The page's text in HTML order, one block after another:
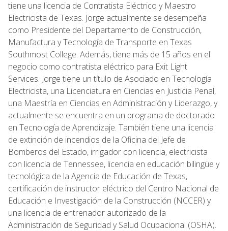
tiene una licencia de Contratista Eléctrico y Maestro
Electricista de Texas. Jorge actualmente se desempeña
como Presidente del Departamento de Construcción,
Manufactura y Tecnología de Transporte en Texas
Southmost College. Además, tiene más de 15 años en el
negocio como contratista eléctrico para Exit Light
Services. Jorge tiene un título de Asociado en Tecnología
Electricista, una Licenciatura en Ciencias en Justicia Penal,
una Maestría en Ciencias en Administración y Liderazgo, y
actualmente se encuentra en un programa de doctorado
en Tecnología de Aprendizaje. También tiene una licencia
de extinción de incendios de la Oficina del Jefe de
Bomberos del Estado, irrigador con licencia, electricista
con licencia de Tennessee, licencia en educación bilingüe y
tecnológica de la Agencia de Educación de Texas,
certificación de instructor eléctrico del Centro Nacional de
Educación e Investigación de la Construcción (NCCER) y
una licencia de entrenador autorizado de la
Administración de Seguridad y Salud Ocupacional (OSHA).